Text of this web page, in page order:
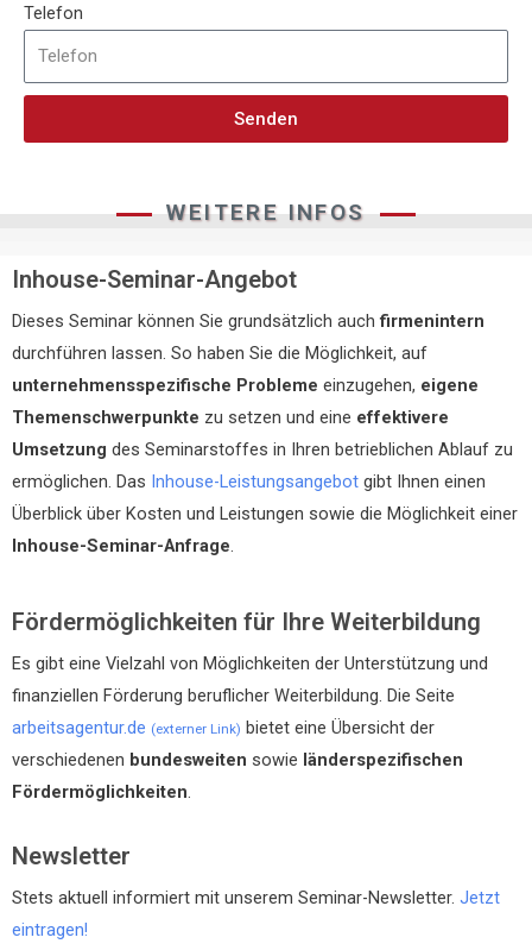
Telefon
Senden
WEITERE INFOS
Inhouse-Seminar-Angebot
Dieses Seminar können Sie grundsätzlich auchfirmenintern
durchführen lassen. So haben Sie die Möglichkeit, auf
unternehmensspezifische Probleme einzugehen, eigene
Themenschwerpunkte zu setzen und eine effektivere
Umsetzung des Seminarstoffes in Ihren betrieblichen Ablauf zu
ermöglichen. Das Inhouse-Leistungsangebot gibt Ihnen einen
Überblick über Kosten und Leistungen sowie die Möglichkeit einer
Inhouse-Seminar-Anfrage.
Fördermöglichkeiten für Ihre Weiterbildung
Es gibt eine Vielzahl von Möglichkeiten der Unterstützung und
finanziellen Förderung beruflicher Weiterbildung. Die Seite
arbeitsagentur.de (externer Link) bietet eine Übersicht der
verschiedenen bundesweiten sowie länderspezifischen
Fördermöglichkeiten.
Newsletter
Stets aktuell informiert mit unserem Seminar-Newsletter. Jetzt
eintragen!